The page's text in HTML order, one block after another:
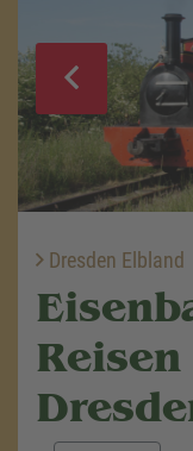
Dresden Elbland